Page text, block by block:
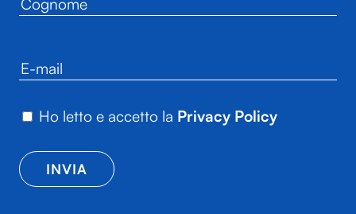
Ho letto e accetto la Privacy Policy